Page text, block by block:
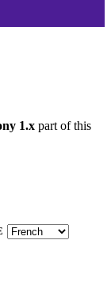
1.x part of this